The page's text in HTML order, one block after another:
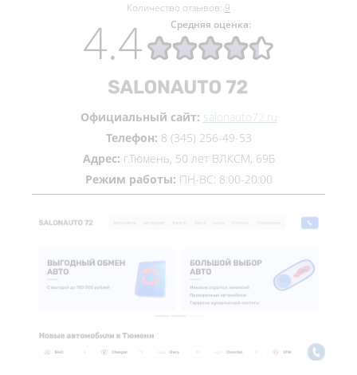
Количество отзывов: 9
Средняя оценка:
4.4
Официальный сайт: salonauto72.ru
Телефон: 8 (345) 256-49-53
Адрес: г.Тюмень, 50 лет ВЛКСМ, 69Б
Режим работы: ПН-ВС: 8:00-20:00